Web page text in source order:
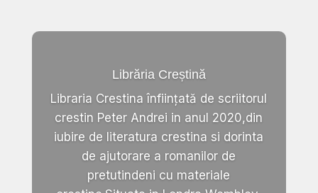
Librăria Creștină
Libraria Crestina înființată de scriitorul
crestin Peter Andrei in anul 2020,din
iubire de literatura crestina si dorinta
de ajutorare a romanilor de
pretutindeni cu materiale